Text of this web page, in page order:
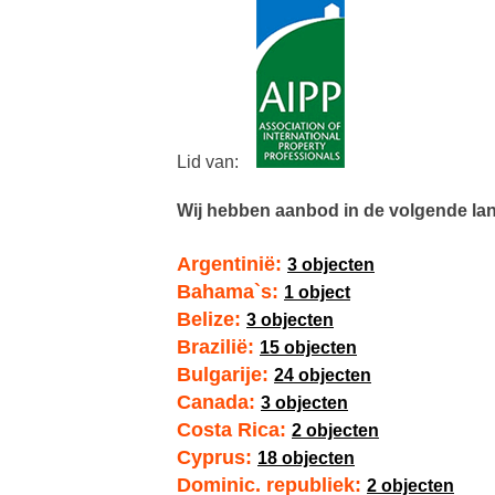
Lid van:
Wij hebben aanbod in de volgende
Argentinië: 3 objecten
Bahama`s: 1 object
Belize: 3 objecten
Brazilië: 15 objecten
Bulgarije: 24 objecten
Canada: 3 objecten
Costa Rica: 2 objecten
Cyprus: 18 objecten
Dominic. republiek: 2 objecten